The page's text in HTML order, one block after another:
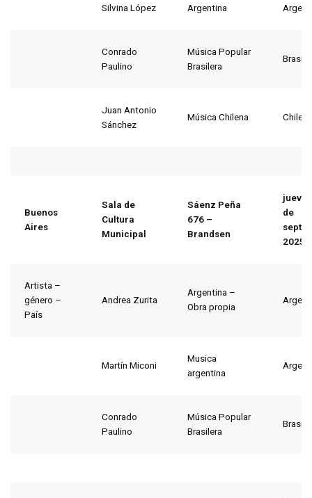
Silvina López Argentina
Conrado
Paulino
Música Popular
Brasilera
Brasil
Juan Antonio
Sánchez
Música Chilena Chile
Buenos
Aires
Sala de
Cultura
Municipal
Sáenz Peña
676 –
Brandsen
de
2025
Artista –
género –
País
Andrea Zurita
Argentina –
Obra propia
Martín Miconi
Musica
argentina
Conrado
Paulino
Música Popular
Brasilera
Brasil